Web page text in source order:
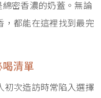
密香濃的奶蓋。無論
，都能在這裡找到最完
清單
初次造訪時常陷入選擇